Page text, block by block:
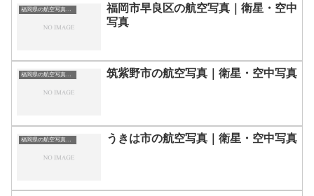
福岡市早良区の航空写真｜衛星・空中
写真
筑紫野市の航空写真｜衛星・空中写真
うきは市の航空写真｜衛星・空中写真